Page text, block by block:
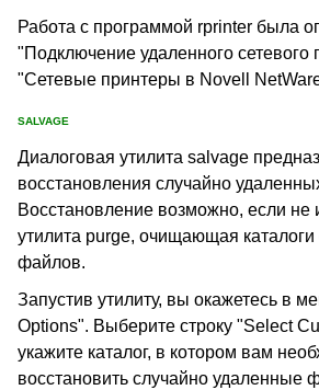
Работа с программой rprinter была
"Подключение удаленного сетевого
"Сетевые принтеры в Novell
SALVAGE
Диалоговая утилита salvage
восстановления случайно
Восстановление возможно, если не
утилита purge, очищающая
файлов.
Запустив утилиту, вы окажетесь в
Options". Выберите строку "Select
укажите каталог, в котором вам
восстановить случайно удаленные